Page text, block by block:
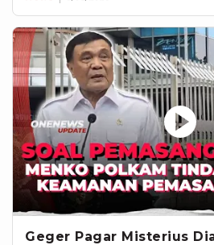
Geger Pagar Misterius